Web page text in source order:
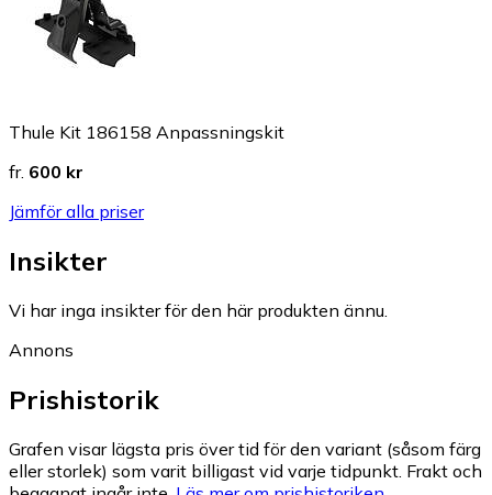
Thule Kit 186158 Anpassningskit
fr. 600 kr
Jämför alla priser
Insikter
Vi har inga insikter för den här produkten ännu.
Annons
Prishistorik
Grafen visar lägsta pris över tid för den variant (såsom färg
eller storlek) som varit billigast vid varje tidpunkt. Frakt och